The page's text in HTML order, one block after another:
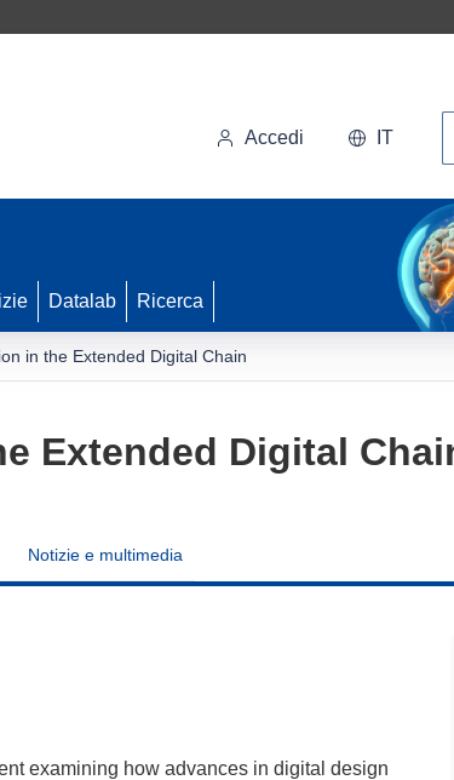
Accedi IT
Datalab Ricerca
in the Extended Digital Chain
Extended Digital
Notizie e multimedia
examining how advances in digital design